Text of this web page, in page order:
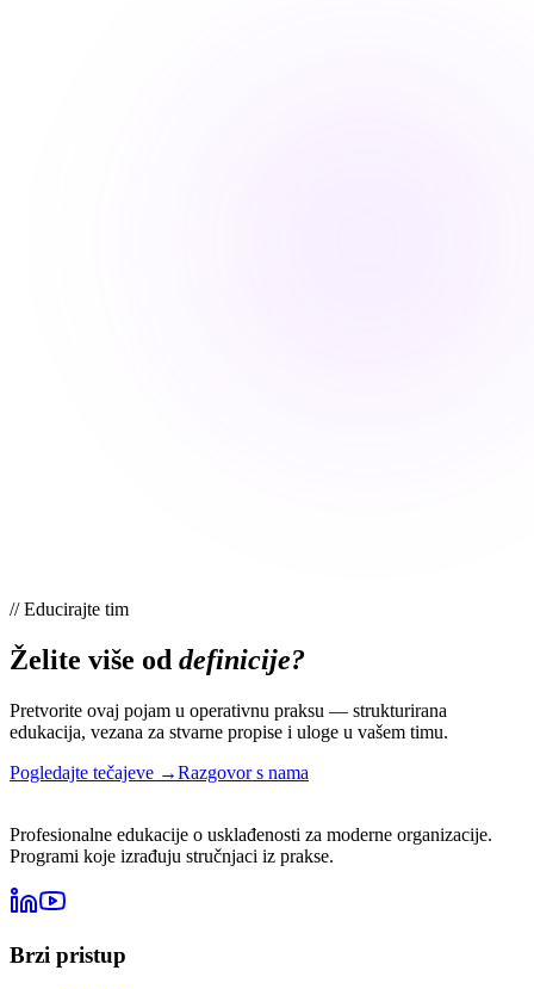
//Educirajte tim
Želite više od definicije?
Pretvorite ovaj pojam u operativnu praksu — strukturirana
edukacija, vezana za stvarne propise i uloge u vašem timu.
Pogledajte tečajeve →Razgovor s nama
Profesionalne edukacije o usklađenosti za moderne organizacije.
Programi koje izrađuju stručnjaci iz prakse.
Brzi pristup